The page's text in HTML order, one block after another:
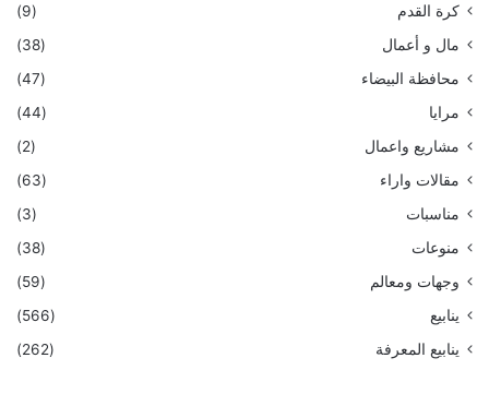
كرة القدم
(9)
مال و أعمال
(38)
محافظة البيضاء
(47)
مرايا
(44)
مشاريع واعمال
(2)
مقالات واراء
(63)
مناسبات
(3)
منوعات
(38)
وجهات ومعالم
(59)
ينابيع
(566)
ينابيع المعرفة
(262)